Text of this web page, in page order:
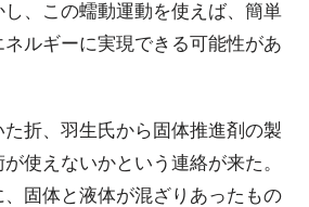
、この蠕動運動を使えば、簡単
ルギーに実現できる可能性があ
折、羽生氏から固体推進剤の製
使えないかという連絡が来た。
固体と液体が混ざりあったもの